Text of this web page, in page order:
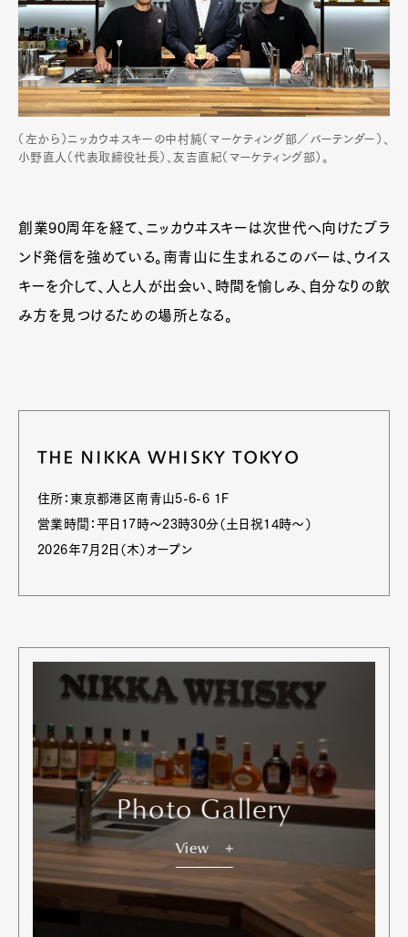
（左から）ニッカウヰスキーの中村純（マーケティング部／バーテンダー）、
小野直人（代表取締役社長）、友吉直紀（マーケティング部）。
創業90周年を経て、ニッカウヰスキーは次世代へ向けたブラ
ンド発信を強めている。南青山に生まれるこのバーは、ウイス
キーを介して、人と人が出会い、時間を愉しみ、自分なりの飲
み方を見つけるための場所となる。
THE NIKKA WHISKY TOKYO
住所：東京都港区南青山5-6-6 1F
営業時間：平日17時〜23時30分（土日祝14時〜）
2026年7月2日（木）オープン
Photo Gallery
View